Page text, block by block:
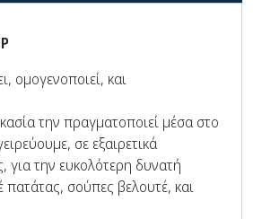
ομογενοποιεί, και
την πραγματοποιεί μέσα στο
σε εξαιρετικά
για την ευκολότερη δυνατή
σούπες βελουτέ, και